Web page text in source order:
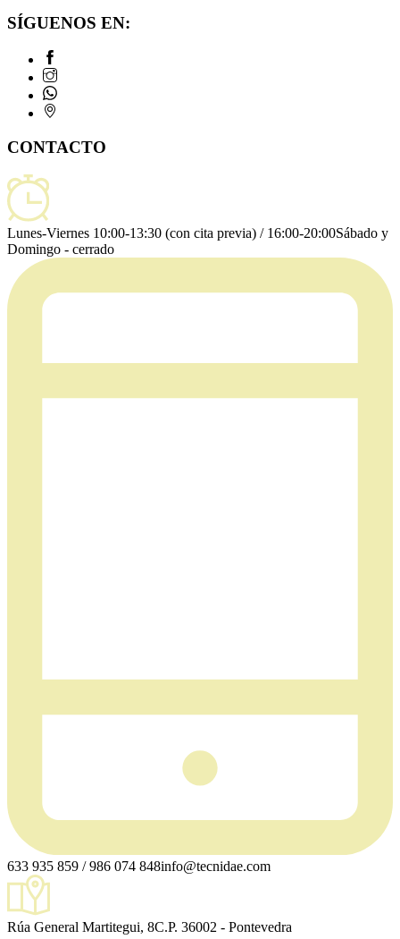
SÍGUENOS EN:
CONTACTO
Lunes-Viernes 10:00-13:30 (con cita previa) / 16:00-20:00Sábado y
Domingo - cerrado
633 935 859 / 986 074 848info@tecnidae.com
Rúa General Martitegui, 8C.P. 36002 - Pontevedra